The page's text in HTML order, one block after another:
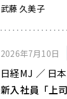
武藤 久美子
2026年7月10日
日経MJ ／ 日
新入社員「上